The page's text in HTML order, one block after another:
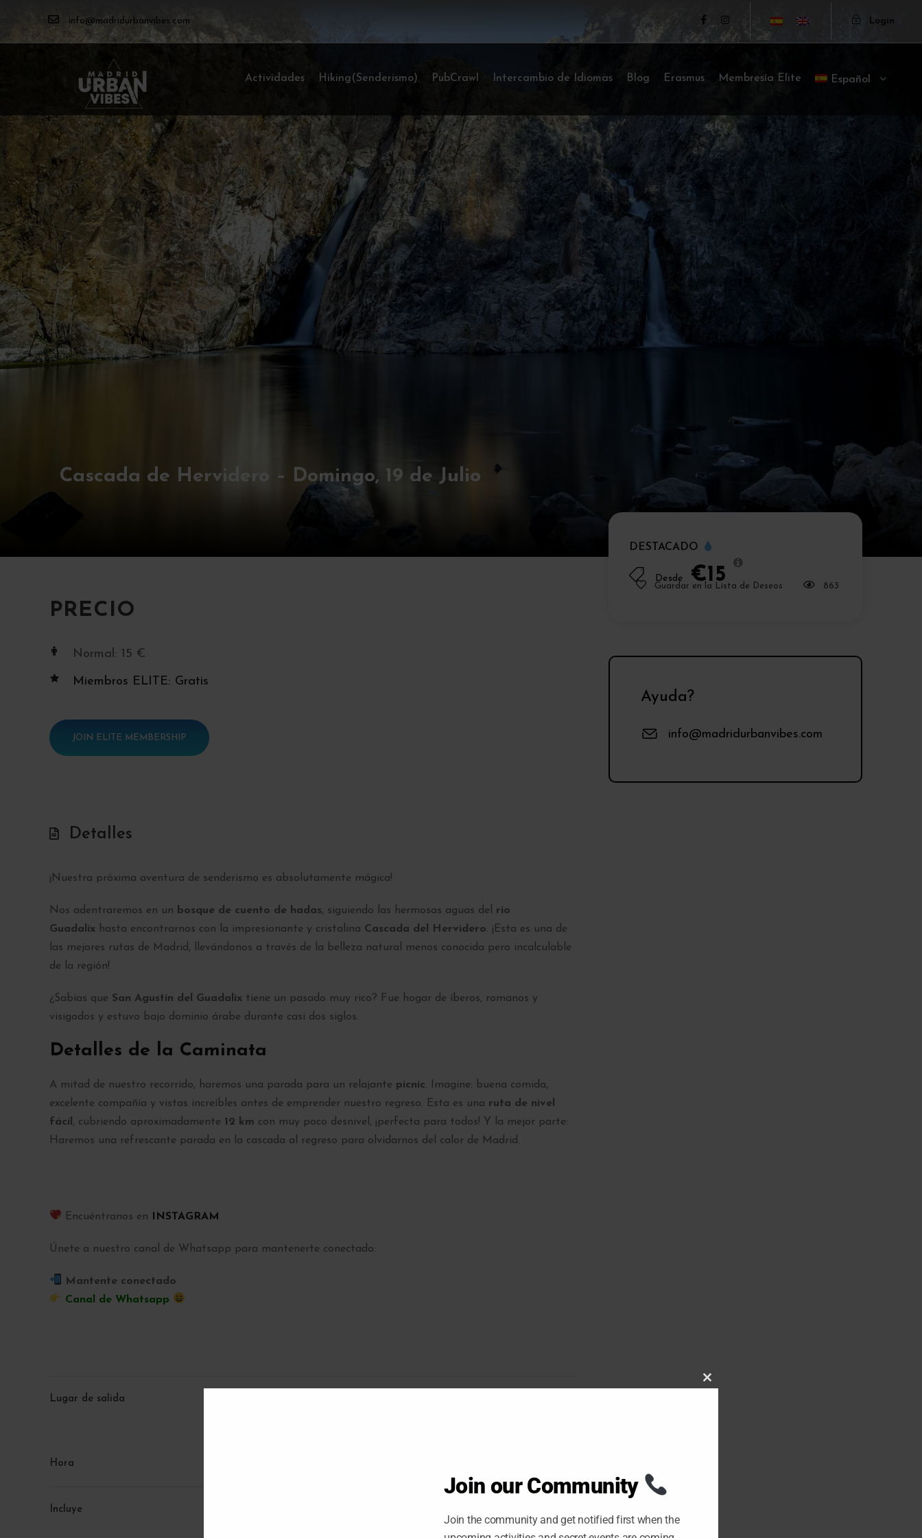
info@madridurbanvibes.com Login
Actividades Hiking(Senderismo) PubCrawl Intercambio de Idiomas Blog Erasmus Membresía Elite Español
Cascada de Hervidero – Domingo, 19 de Julio
DESTACADO
Desde €15
Guardar en la Lista de Deseos 863
Ayuda?
info@madridurbanvibes.com
PRECIO
Normal: 15 €
Miembros ELITE: Gratis
JOIN ELITE MEMBERSHIP
Detalles
¡Nuestra próxima aventura de senderismo es absolutamente mágica!
Nos adentraremos en un bosque de cuento de hadas, siguiendo las hermosas aguas del río
Guadalix hasta encontrarnos con la impresionante y cristalina Cascada del Hervidero. ¡Esta es una de
las mejores rutas de Madrid, llevándonos a través de la belleza natural menos conocida pero incalculable
de la región!
¿Sabías que San Agustín del Guadalix tiene un pasado muy rico? Fue hogar de íberos, romanos y
visigodos y estuvo bajo dominio árabe durante casi dos siglos.
Detalles de la Caminata
A mitad de nuestro recorrido, haremos una parada para un relajante picnic. Imagine: buena comida,
excelente compañía y vistas increíbles antes de emprender nuestro regreso. Esta es una ruta de nivel
fácil , cubriendo aproximadamente 12 km con muy poco desnivel, ¡perfecta para todos! Y la mejor parte:
Haremos una refrescante parada en la cascada al regreso para olvidarnos del calor de Madrid.
Encuéntranos en INSTAGRAM
Únete a nuestro canal de Whatsapp para mantenerte conectado:
Mantente conectado
Canal de Whatsapp
Lugar de salida
Hora
Incluye
Join our Community
Join the community and get notified first when the